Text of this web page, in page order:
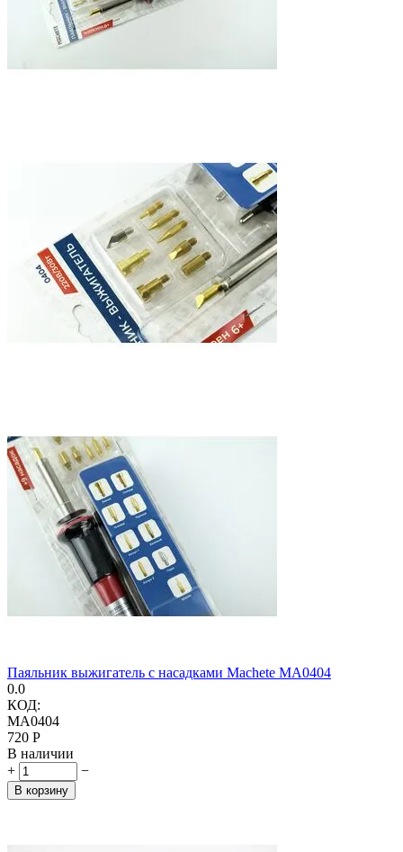
Паяльник выжигатель с насадками Machete MA0404
0.0
КОД:
MA0404
‍720‍ Р
В наличии
+
−
В корзину